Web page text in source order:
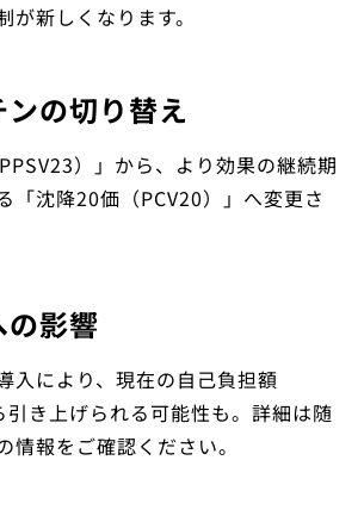
が新しくなります。
の切り替え
）」から、より効果の継続期
「沈降20価（PCV20）」へ変更さ
影響
入により、現在の自己負担額
引き上げられる可能性も。詳細は随
情報をご確認ください。